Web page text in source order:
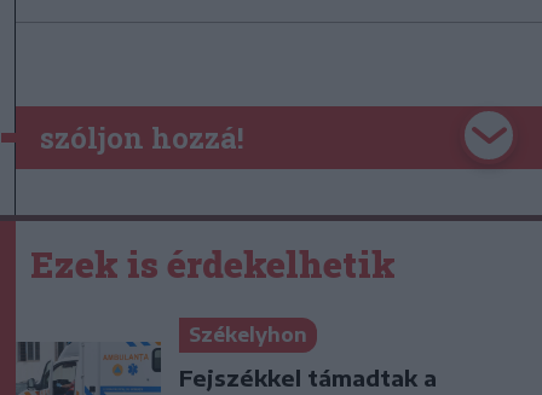
szóljon hozzá!
Ezek is érdekelhetik
Székelyhon
Fejszékkel támadtak a